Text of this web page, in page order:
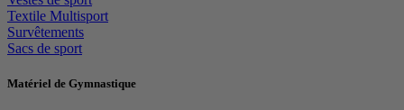
Textile Multisport
Survêtements
Sacs de sport
Matériel de Gymnastique